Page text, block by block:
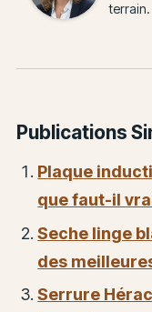
terrain.
Publications
Plaque
que faut-il
Seche linge
des
Serrure